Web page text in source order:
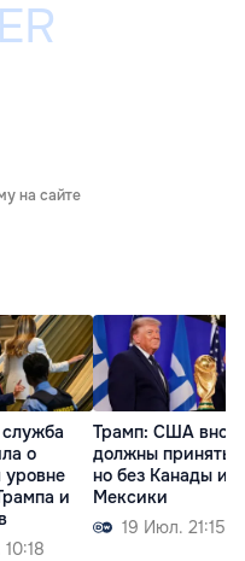
на сайте
о
и
Трамп: США
должны принять
но без Канады и
Мексики
19 Июл. 21:15